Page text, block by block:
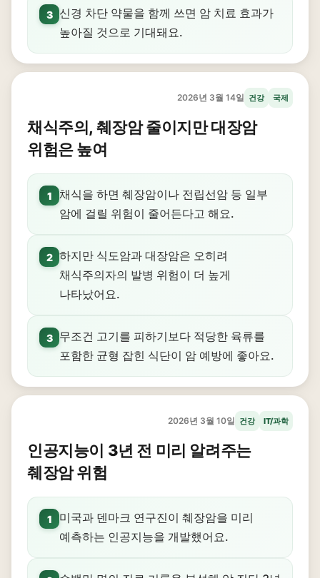
3
신경 차단 약물을 함께 쓰면 암 치료 효과가
높아질 것으로 기대돼요.
2026년 3월 14일 건강 국제
채식주의, 췌장암 줄이지만 대장암
위험은 높여
1
채식을 하면 췌장암이나 전립선암 등 일부
암에 걸릴 위험이 줄어든다고 해요.
2 하지만 식도암과 대장암은 오히려
채식주의자의 발병 위험이 더 높게
나타났어요.
3
무조건 고기를 피하기보다 적당한 육류를
포함한 균형 잡힌 식단이 암 예방에 좋아요.
2026년 3월 10일 건강 IT/과학
인공지능이 3년 전 미리 알려주는
췌장암 위험
1
미국과 덴마크 연구진이 췌장암을 미리
예측하는 인공지능을 개발했어요.